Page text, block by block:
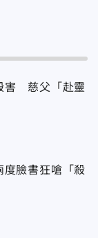
害 慈父「赴靈
度臉書狂嗆「殺